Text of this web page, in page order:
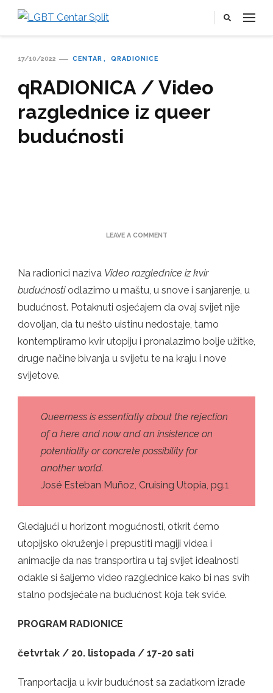
17/10/2022 CENTAR QRADIONICE
qRADIONICA / Video
razglednice iz queer
budućnosti
LEAVE A COMMENTON
RAZGLEDNICE
IZ
BUDUĆNOSTI
Na radionici naziva Video razglednice iz kvir
budućnostiodlazimo u maštu, u snove i sanjarenje, u
budućnost. Potaknuti osjećajem da ovaj svijet nije
dovoljan, da tu nešto uistinu nedostaje, tamo
kontempliramo kvir utopiju i pronalazimo bolje užitke,
druge načine bivanja u svijetu te na kraju i nove
svijetove.
Queerness is essentially about the rejection
of a here and now and an insistence on
potentiality or concrete possibility for
another world.
José Esteban Muñoz, Cruising Utopia, pg.1
Gledajući u horizont mogućnosti, otkrit ćemo
utopijsko okruženje i prepustiti magiji videa i
animacije da nas transportira u taj svijet idealnosti
odakle si šaljemo video razglednice kako bi nas svih
stalno podsjećale na budućnost koja tek sviće.
PROGRAM RADIONICE
četvrtak / 20. listopada / 17-20 sati
Tranportacija u kvir budućnost sa zadatkom izrade